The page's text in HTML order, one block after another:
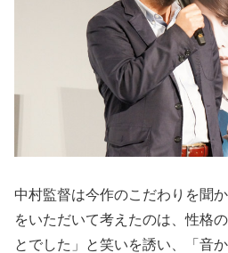
中村監督は今作のこだわりを聞
をいただいて考えたのは、性格
とでした」と笑いを誘い、「音